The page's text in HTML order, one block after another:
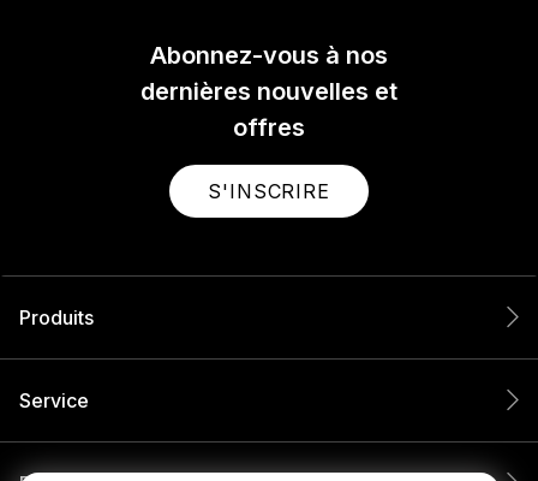
Abonnez-vous à nos
dernières nouvelles et
offres
S'INSCRIRE
Produits
Service